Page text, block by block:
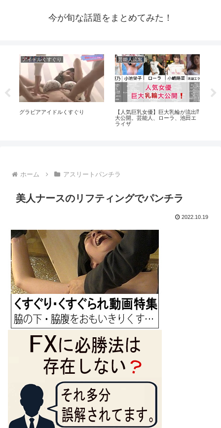
今が旬な話題をまとめてみた！
アイドルくすぐり
グラビアアイドルくすぐり
芸能人流出
【人気巨乳女優】巨大乳輪が流出⁉️
大公開。芸能人、ローラ、池田エ
ライザ
ホーム アスリートパンチラ
美人ナースのリフティングでパンチラ
2022.10.19